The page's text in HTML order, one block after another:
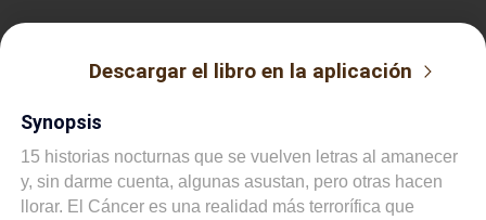
Descargar el libro en la aplicación
Synopsis
15 historias nocturnas que se vuelven letras al amanecer
y, sin darme cuenta, algunas asustan, pero otras hacen
llorar. El Cáncer es una realidad más terrorífica que